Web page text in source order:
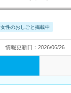
女性のおしごと掲載中
情報更新日：2026/06/26